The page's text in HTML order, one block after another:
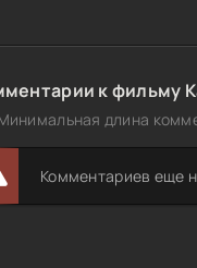
к фильму
длина
Комментариев еще